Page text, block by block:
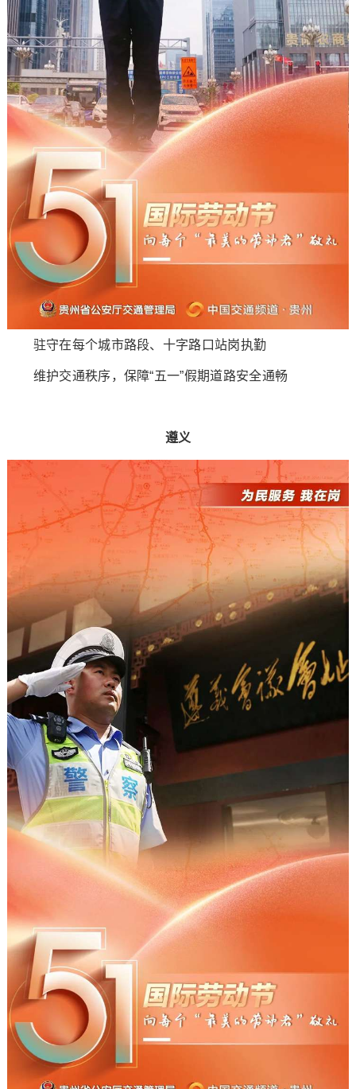
驻守在每个城市路段、十字路口站岗执勤
维护交通秩序，保障“五一”假期道路安全通畅
遵义